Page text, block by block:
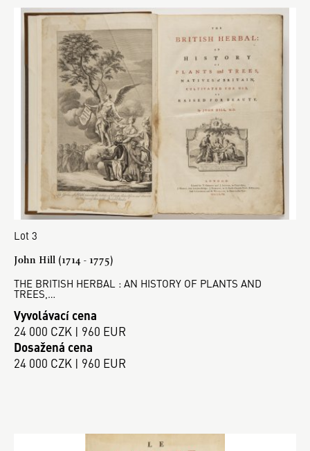
Lot 3
John Hill (1714 - 1775)
THE BRITISH HERBAL : AN HISTORY OF PLANTS AND
TREES,…
Vyvolávací cena
24 000 CZK | 960 EUR
Dosažená cena
24 000 CZK | 960 EUR